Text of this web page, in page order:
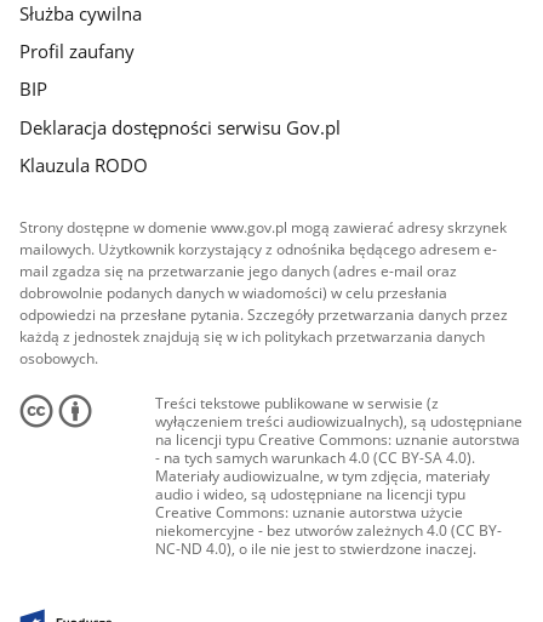
Służba cywilna
Profil zaufany
BIP
Deklaracja dostępności serwisu Gov.pl
Klauzula RODO
Strony dostępne w domenie www.gov.pl mogą zawierać adresy skrzynek
mailowych. Użytkownik korzystający z odnośnika będącego adresem e-
mail zgadza się na przetwarzanie jego danych (adres e-mail oraz
dobrowolnie podanych danych w wiadomości) w celu przesłania
odpowiedzi na przesłane pytania. Szczegóły przetwarzania danych przez
każdą z jednostek znajdują się w ich politykach przetwarzania danych
osobowych.
Treści tekstowe publikowane w serwisie (z
wyłączeniem treści audiowizualnych), są udostępniane
na licencji typu Creative Commons: uznanie autorstwa
- na tych samych warunkach 4.0 (CC BY-SA 4.0).
Materiały audiowizualne, w tym zdjęcia, materiały
audio i wideo, są udostępniane na licencji typu
Creative Commons: uznanie autorstwa użycie
niekomercyjne - bez utworów zależnych 4.0 (CC BY-
NC-ND 4.0), o ile nie jest to stwierdzone inaczej.